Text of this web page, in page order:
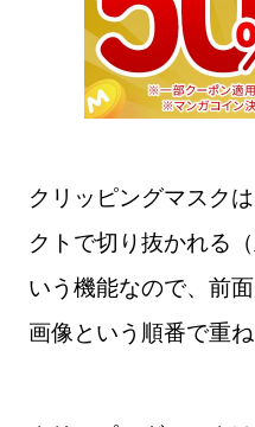
クリッピングマスク
クトで切り抜かれる
いう機能なので、前
画像という順番で重